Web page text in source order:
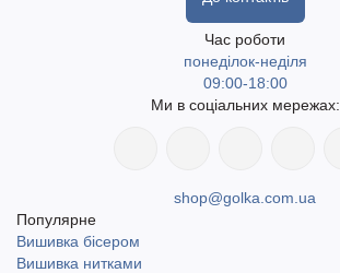
Час роботи
понеділок-неділя
09:00-18:00
Ми в соціальних мережах:
shop@golka.com.ua
Популярне
Вишивка бісером
Вишивка нитками